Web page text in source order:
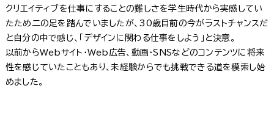
クリエイティブを仕事にすることの難しさを学生時代から実感してい
たため二の足を踏んでいましたが、30歳目前の今がラストチャンスだ
と自分の中で感じ、「デザインに関わる仕事をしよう」と決意。
以前からWebサイト・Web広告、動画・SNSなどのコンテンツに将来
性を感じていたこともあり、未経験からでも挑戦できる道を模索し始
めました。